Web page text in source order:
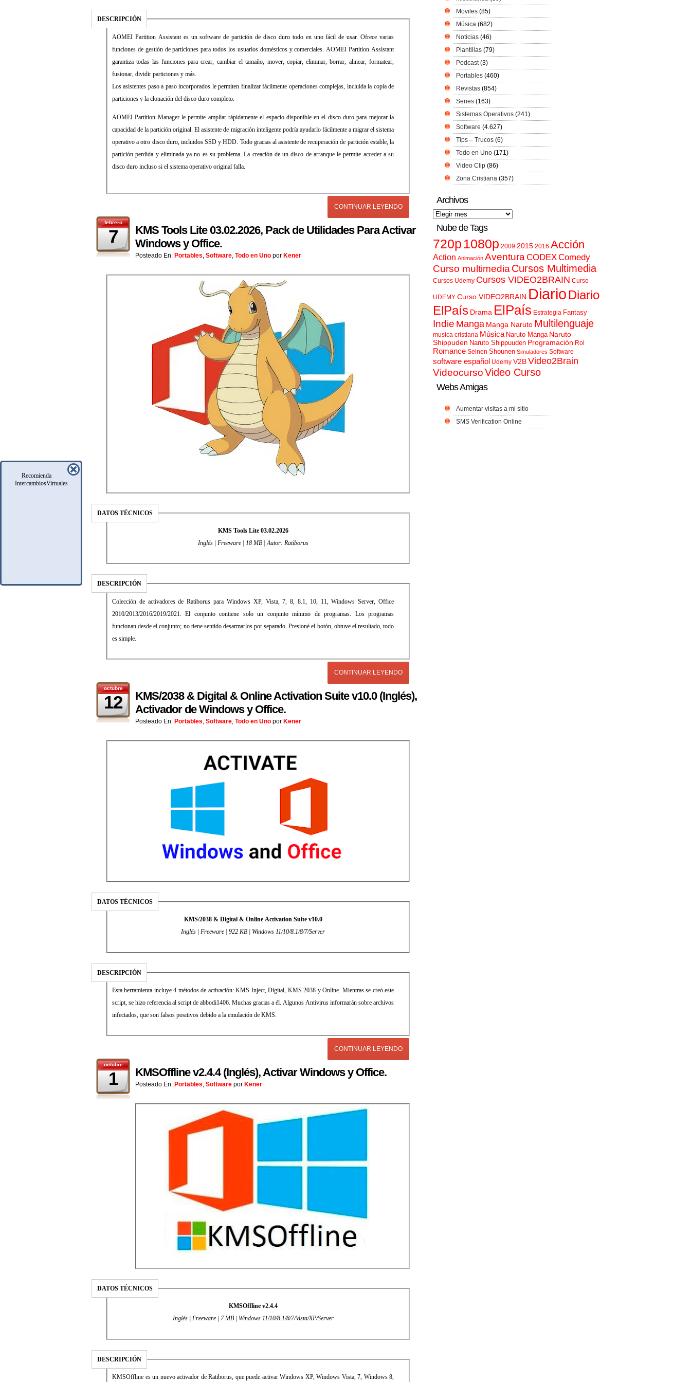
Recomienda
IntercambiosVirtuales
DESCRIPCIÓN
AOMEI Partition Assistant es un software de partición de disco duro todo en uno fácil de usar. Ofrece varias
funciones de gestión de particiones para todos los usuarios domésticos y comerciales. AOMEI Partition Assistant
garantiza todas las funciones para crear, cambiar el tamaño, mover, copiar, eliminar, borrar, alinear, formatear,
fusionar, dividir particiones y más.
Los asistentes paso a paso incorporados le permiten finalizar fácilmente operaciones complejas, incluida la copia de
particiones y la clonación del disco duro completo.
AOMEI Partition Manager le permite ampliar rápidamente el espacio disponible en el disco duro para mejorar la
capacidad de la partición original. El asistente de migración inteligente podría ayudarlo fácilmente a migrar el sistema
operativo a otro disco duro, incluidos SSD y HDD. Todo gracias al asistente de recuperación de partición estable, la
partición perdida y eliminada ya no es su problema. La creación de un disco de arranque le permite acceder a su
disco duro incluso si el sistema operativo original falla.
CONTINUAR LEYENDO
febrero
7
KMS Tools Lite 03.02.2026, Pack de Utilidades Para Activar
Windows y Office.
Posteado En: Portables, Software, Todo en Uno por Kener
DATOS TÉCNICOS
KMS Tools Lite 03.02.2026
Inglés | Freeware | 18 MB | Autor: Ratiborus
DESCRIPCIÓN
Colección de activadores de Ratiborus para Windows XP, Vista, 7, 8, 8.1, 10, 11, Windows Server, Office
2010/2013/2016/2019/2021. El conjunto contiene solo un conjunto mínimo de programas. Los programas
funcionan desde el conjunto; no tiene sentido desarmarlos por separado. Presioné el botón, obtuve el resultado, todo
es simple.
CONTINUAR LEYENDO
octubre
12
KMS/2038 & Digital & Online Activation Suite v10.0 (Inglés),
Activador de Windows y Office.
Posteado En: Portables, Software, Todo en Uno por Kener
DATOS TÉCNICOS
KMS/2038 & Digital & Online Activation Suite v10.0
Inglés | Freeware | 922 KB | Windows 11/10/8.1/8/7/Server
DESCRIPCIÓN
Esta herramienta incluye 4 métodos de activación: KMS Inject, Digital, KMS 2038 y Online. Mientras se creó este
script, se hizo referencia al script de abbodi1406. Muchas gracias a él. Algunos Antivirus informarán sobre archivos
infectados, que son falsos positivos debido a la emulación de KMS.
CONTINUAR LEYENDO
octubre
1 KMSOffline v2.4.4 (Inglés), Activar Windows y Office.
Posteado En: Portables, Software por Kener
DATOS TÉCNICOS
KMSOffline v2.4.4
Inglés | Freeware | 7 MB | Windows 11/10/8.1/8/7/Vista/XP/Server
DESCRIPCIÓN
KMSOffline es un nuevo activador de Ratiborus, que puede activar Windows XP, Windows Vista, 7, Windows 8,
Moviles (85)
Música (682)
Noticias (46)
Plantillas (79)
Podcast(3)
Portables (460)
Revistas (854)
Series (163)
Sistemas Operativos (241)
Software (4.627)
Tips – Trucos (6)
Todo en Uno (171)
Video Clip (86)
Zona Cristiana (357)
Archivos
Nube de Tags
720p 1080p 2009 2015 2016 Acción
Action Animación AventuraCODEXComedy
Curso multimediaCursos Multimedia
Cursos Udemy Cursos VIDEO2BRAIN Curso
UDEMY Curso VIDEO2BRAIN Diario Diario
ElPaís Drama ElPaís Estrategia Fantasy
Indie Manga Manga Naruto Multilenguaje
musica cristiana Música Naruto Manga Naruto
Shippuden Naruto Shippuuden Programación Rol
Romance Seinen Shounen Simuladores Software
software español Udemy V2BVideo2Brain
VideocursoVideo Curso
Webs Amigas
Aumentar visitas a mi sitio
SMS Verification Online